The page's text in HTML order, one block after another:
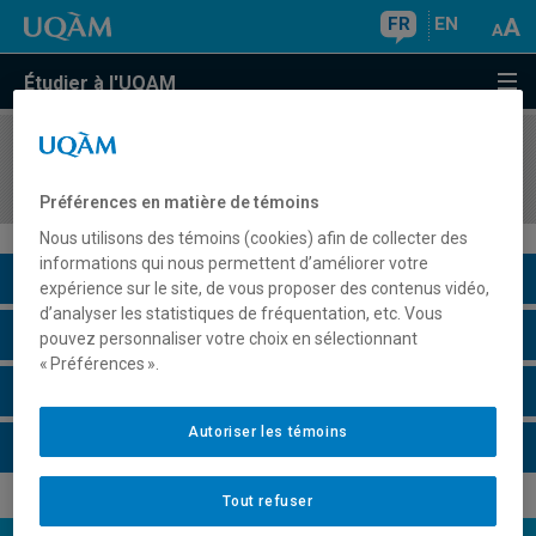
FR EN
Étudier à l'UQAM
COURS//
Description du cours
Horaire - Été 2026
Préférences en matière de témoins
Nous utilisons des témoins (cookies) afin de collecter des
informations qui nous permettent d’améliorer votre
expérience sur le site, de vous proposer des contenus vidéo,
d’analyser les statistiques de fréquentation, etc. Vous
pouvez personnaliser votre choix en sélectionnant
« Préférences ».
Tout refuser
Autoriser les témoins